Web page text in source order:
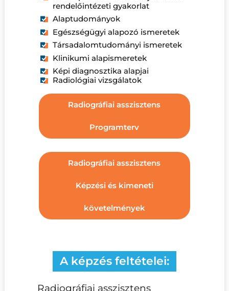
rendelőintézeti gyakorlat
Alaptudományok
Egészségügyi alapozó ismeretek
Társadalomtudományi ismeretek
Klinikumi alapismeretek
Képi diagnosztika alapjai
Radiológiai vizsgálatok
Radiográfiai asszisztens
Programterv
Radiográfiai asszisztens
Képzési és kimeneti
követelmények
A képzés feltételei:
Radiográfiai asszisztens